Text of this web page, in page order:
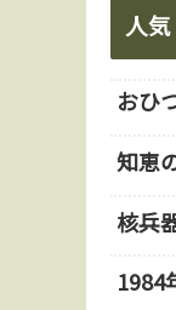
人気
おひ
知恵
核兵
1984